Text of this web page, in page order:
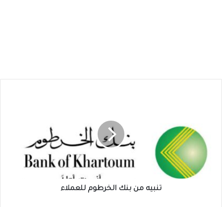
للعملاء
تنبيه من بنك الخرطوم للعملاء